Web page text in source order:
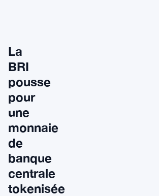
La
BRI
pousse
pour
une
monnaie
de
banque
centrale
tokenisée